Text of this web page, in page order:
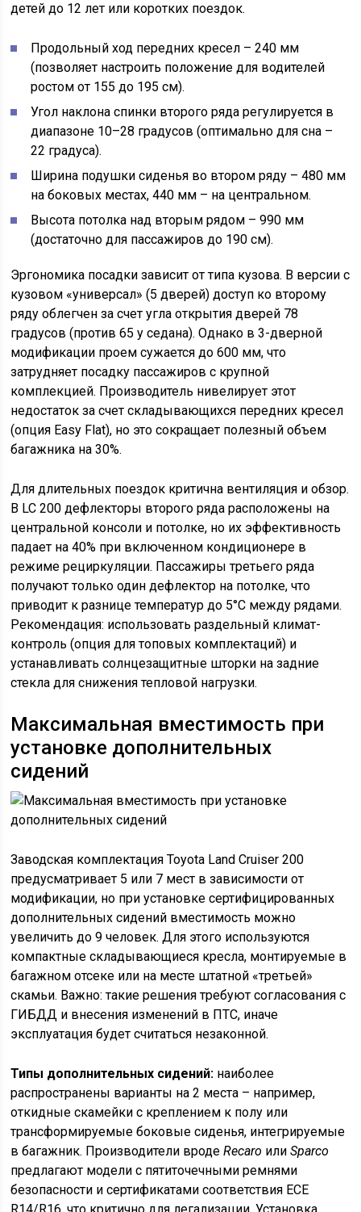
детей до 12 лет или коротких поездок.
Продольный ход передних кресел – 240 мм
(позволяет настроить положение для водителей
ростом от 155 до 195 см).
Угол наклона спинки второго ряда регулируется в
диапазоне 10–28 градусов (оптимально для сна –
22 градуса).
Ширина подушки сиденья во втором ряду – 480 мм
на боковых местах, 440 мм – на центральном.
Высота потолка над вторым рядом – 990 мм
(достаточно для пассажиров до 190 см).
Эргономика посадки зависит от типа кузова. В версии с
кузовом «универсал» (5 дверей) доступ ко второму
ряду облегчен за счет угла открытия дверей 78
градусов (против 65 у седана). Однако в 3-дверной
модификации проем сужается до 600 мм, что
затрудняет посадку пассажиров с крупной
комплекцией. Производитель нивелирует этот
недостаток за счет складывающихся передних кресел
(опция Easy Flat), но это сокращает полезный объем
багажника на 30%.
Для длительных поездок критична вентиляция и обзор.
В LC 200 дефлекторы второго ряда расположены на
центральной консоли и потолке, но их эффективность
падает на 40% при включенном кондиционере в
режиме рециркуляции. Пассажиры третьего ряда
получают только один дефлектор на потолке, что
приводит к разнице температур до 5°C между рядами.
Рекомендация: использовать раздельный климат-
контроль (опция для топовых комплектаций) и
устанавливать солнцезащитные шторки на задние
стекла для снижения тепловой нагрузки.
Максимальная вместимость при
установке дополнительных
сидений
Заводская комплектация Toyota Land Cruiser 200
предусматривает 5 или 7 мест в зависимости от
модификации, но при установке сертифицированных
дополнительных сидений вместимость можно
увеличить до 9 человек. Для этого используются
компактные складывающиеся кресла, монтируемые в
багажном отсеке или на месте штатной «третьей»
скамьи. Важно: такие решения требуют согласования с
ГИБДД и внесения изменений в ПТС, иначе
эксплуатация будет считаться незаконной.
Типы дополнительных сидений: наиболее
распространены варианты на 2 места – например,
откидные скамейки с креплением к полу или
трансформируемые боковые сиденья, интегрируемые
в багажник. Производители вродеRecaro илиSparco
предлагают модели с пятиточечными ремнями
безопасности и сертификатами соответствия ECE